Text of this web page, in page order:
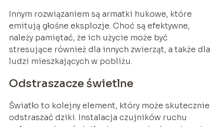
Innym rozwiązaniem są armatki hukowe, które
emitują głośne eksplozje. Choć są efektywne,
należy pamiętać, że ich użycie może być
stresujące również dla innych zwierząt, a także dla
ludzi mieszkających w pobliżu.
Odstraszacze świetlne
Światło to kolejny element, który może skutecznie
odstraszać dziki. Instalacja czujników ruchu